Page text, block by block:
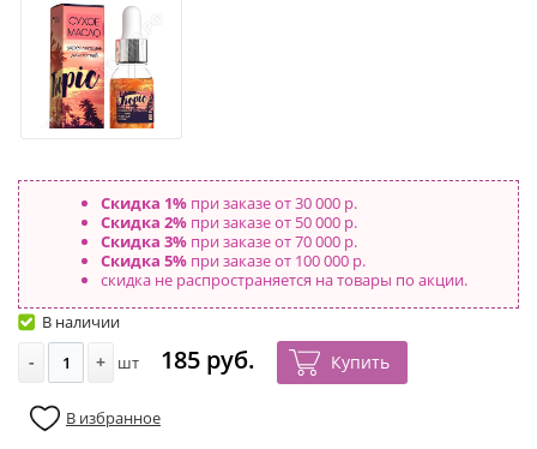
Скидка 1%при заказе от 30 000 р.
Скидка 2%при заказе от 50 000 р.
Скидка 3%при заказе от 70 000 р.
Скидка 5%при заказе от 100 000 р.
скидка не распространяется на товары по акции.
В наличии
- + шт 185 руб. Купить
В избранное